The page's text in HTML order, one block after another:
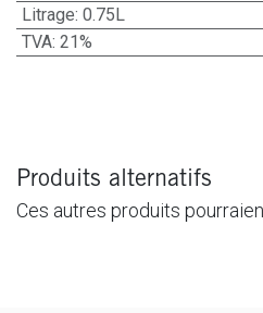
Litrage: 0.75L
TVA: 21%
Produits alternatifs
Ces autres produits